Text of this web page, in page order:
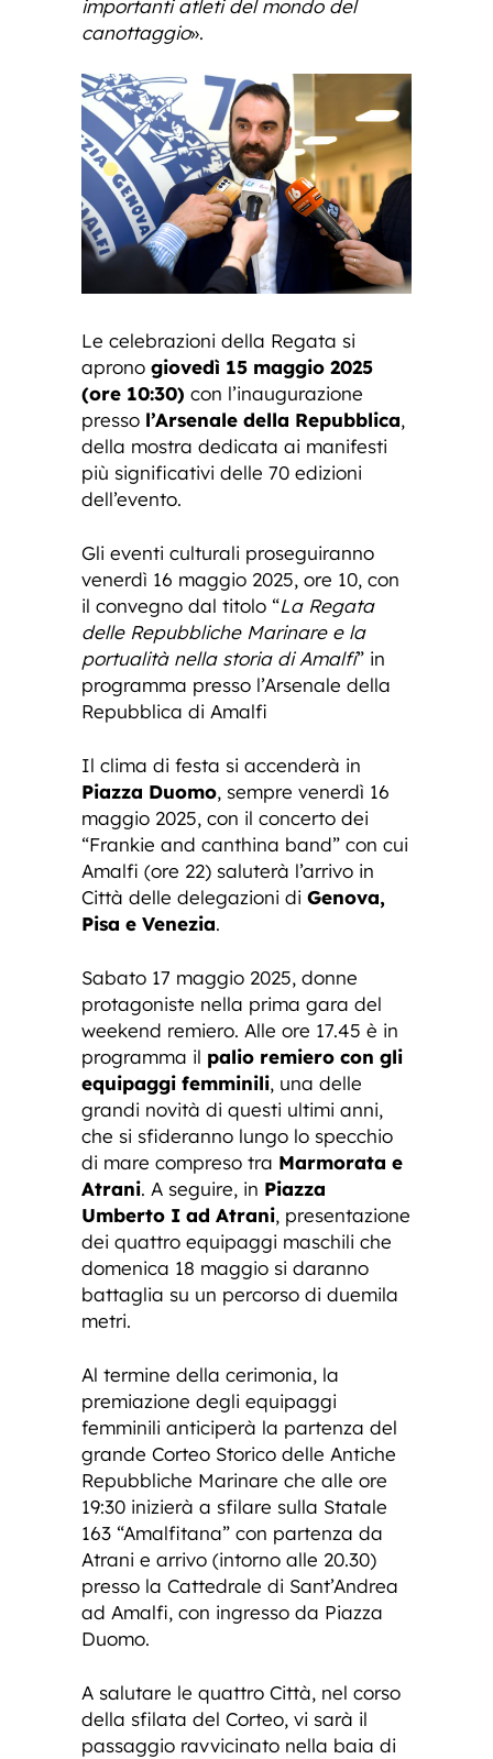
importanti atleti del mondo del
canottaggio».
Le celebrazioni della Regata si
aprono giovedì 15 maggio 2025
(ore 10:30) con l’inaugurazione
presso l’Arsenale della Repubblica,
della mostra dedicata ai manifesti
più significativi delle 70 edizioni
dell’evento.
Gli eventi culturali proseguiranno
venerdì 16 maggio 2025, ore 10, con
il convegno dal titolo “La Regata
delle Repubbliche Marinare e la
portualità nella storia di Amalfi” in
programma presso l’Arsenale della
Repubblica di Amalfi
Il clima di festa si accenderà in
Piazza Duomo, sempre venerdì 16
maggio 2025, con il concerto dei
“Frankie and canthina band” con cui
Amalfi (ore 22) saluterà l’arrivo in
Città delle delegazioni di Genova,
Pisa e Venezia.
Sabato 17 maggio 2025, donne
protagoniste nella prima gara del
weekend remiero. Alle ore 17.45 è in
programma il palio remiero con gli
equipaggi femminili, una delle
grandi novità di questi ultimi anni,
che si sfideranno lungo lo specchio
di mare compreso tra Marmorata e
Atrani. A seguire, in Piazza
Umberto I ad Atrani, presentazione
dei quattro equipaggi maschili che
domenica 18 maggio si daranno
battaglia su un percorso di duemila
metri.
Al termine della cerimonia, la
premiazione degli equipaggi
femminili anticiperà la partenza del
grande Corteo Storico delle Antiche
Repubbliche Marinare che alle ore
19:30 inizierà a sfilare sulla Statale
163 “Amalfitana” con partenza da
Atrani e arrivo (intorno alle 20.30)
presso la Cattedrale di Sant’Andrea
ad Amalfi, con ingresso da Piazza
Duomo.
A salutare le quattro Città, nel corso
della sfilata del Corteo, vi sarà il
passaggio ravvicinato nella baia di